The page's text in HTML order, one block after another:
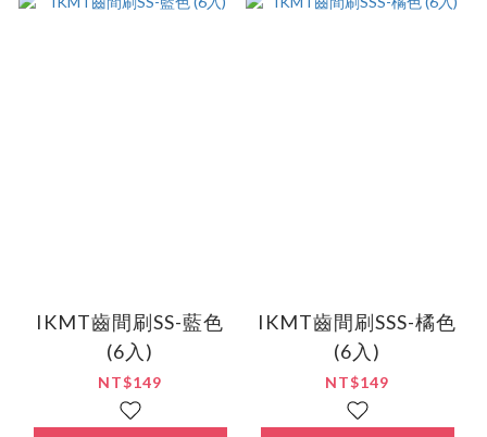
IKMT齒間刷SS-藍色
(6入)
NT$149
IKMT齒間刷SSS-橘色
(6入)
NT$149